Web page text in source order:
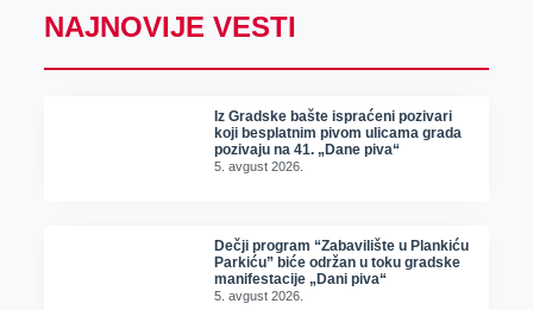
NAJNOVIJE VESTI
Iz Gradske bašte ispraćeni pozivari
koji besplatnim pivom ulicama grada
pozivaju na 41. „Dane piva“
5. avgust 2026.
Dečji program “Zabavilište u Plankiću
Parkiću” biće održan u toku gradske
manifestacije „Dani piva“
5. avgust 2026.